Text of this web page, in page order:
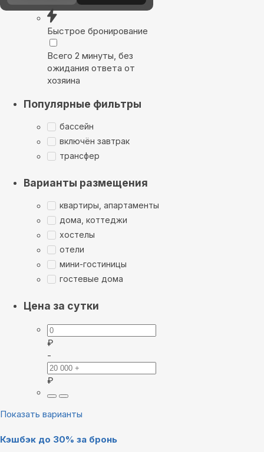
Быстрое бронирование
Всего 2 минуты, без
ожидания ответа от
хозяина
Популярные фильтры
бассейн
включён завтрак
трансфер
Варианты размещения
квартиры, апартаменты
дома, коттеджи
хостелы
отели
мини-гостиницы
гостевые дома
Цена за сутки
₽
-
₽
Показать варианты
Кэшбэк до 30% за бронь